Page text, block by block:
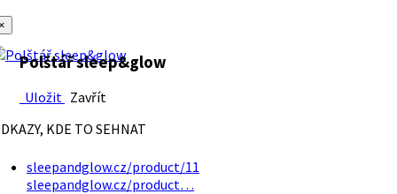
Polštář sleep&glow
Uložit Zavřít
KDE TO SEHNAT
sleepandglow.cz/product/11
sleepandglow.cz/product…